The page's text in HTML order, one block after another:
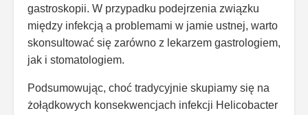
gastroskopii. W przypadku podejrzenia związku
między infekcją a problemami w jamie ustnej, warto
skonsultować się zarówno z lekarzem gastrologiem,
jak i stomatologiem.
Podsumowując, choć tradycyjnie skupiamy się na
żołądkowych konsekwencjach infekcji Helicobacter